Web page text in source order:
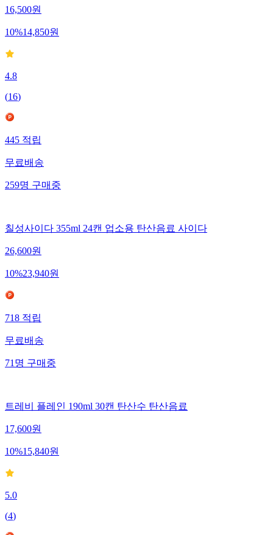
16,500원
10%14,850원
4.8
(16)
445적립
무료배송
259명구매중
칠성사이다 355ml 24캔 업소용 탄산음료 사이다
26,600원
10%23,940원
718적립
무료배송
71명구매중
트레비 플레인 190ml 30캔 탄산수 탄산음료
17,600원
10%15,840원
5.0
(4)